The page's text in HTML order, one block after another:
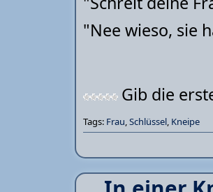
"Nee wieso, sie
Gib die
Tags: Frau,Schlüssel, Kneipe